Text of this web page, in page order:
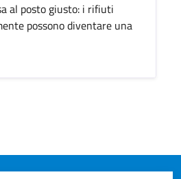
al posto giusto: i rifiuti
possono diventare una